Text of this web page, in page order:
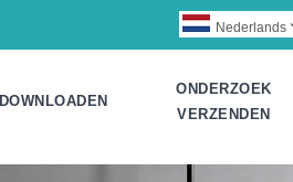
Nederlands
DOWNLOADEN
ONDERZOEK
VERZENDEN